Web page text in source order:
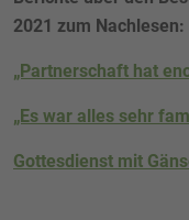
2021 zum Nachlesen:
„Partnerschaft hat
„Es war alles sehr
Gottesdienst mit